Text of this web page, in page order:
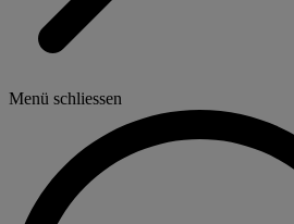
Menü schliessen